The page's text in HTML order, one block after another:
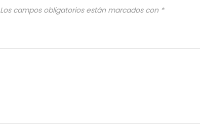
Los campos obligatorios están marcados con *